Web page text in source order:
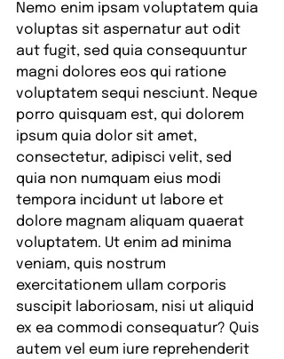
Nemo enim ipsam voluptatem quia
voluptas sit aspernatur aut odit
aut fugit, sed quia consequuntur
magni dolores eos qui ratione
voluptatem sequi nesciunt. Neque
porro quisquam est, qui dolorem
ipsum quia dolor sit amet,
consectetur, adipisci velit, sed
quia non numquam eius modi
tempora incidunt ut labore et
dolore magnam aliquam quaerat
voluptatem. Ut enim ad minima
veniam, quis nostrum
exercitationem ullam corporis
suscipit laboriosam, nisi ut aliquid
ex ea commodi consequatur? Quis
autem vel eum iure reprehenderit